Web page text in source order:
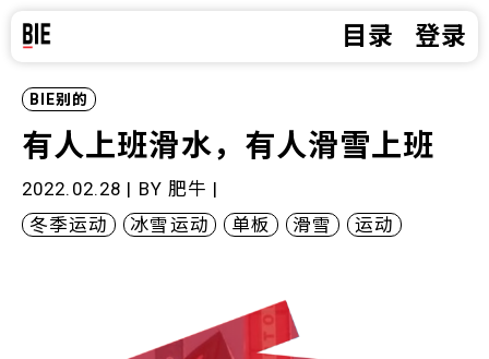
目录 登录
BIE别的
有人上班滑水，有人滑雪上班
2022.02.28 | BY 肥牛 |
冬季运动
冰雪运动 单板 滑雪 运动